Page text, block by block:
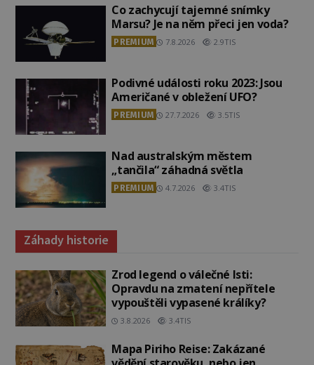
Co zachycují tajemné snímky
Marsu? Je na něm přeci jen voda?
PREMIUM 7.8.2026 2.9TIS
Podivné události roku 2023: Jsou
Američané v obležení UFO?
PREMIUM 27.7.2026 3.5TIS
Nad australským městem
„tančila“ záhadná světla
PREMIUM 4.7.2026 3.4TIS
Záhady historie
Zrod legend o válečné lsti:
Opravdu na zmatení nepřítele
vypouštěli vypasené králíky?
3.8.2026 3.4TIS
Mapa Piriho Reise: Zakázané